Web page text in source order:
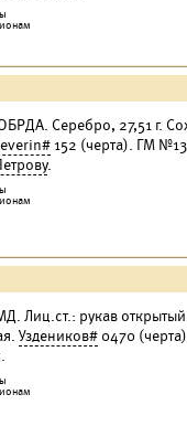
Серебро, 27,51 г.
152 (черта). ГМ
.
Лиц.ст.: рукав
Уздеников# 0470